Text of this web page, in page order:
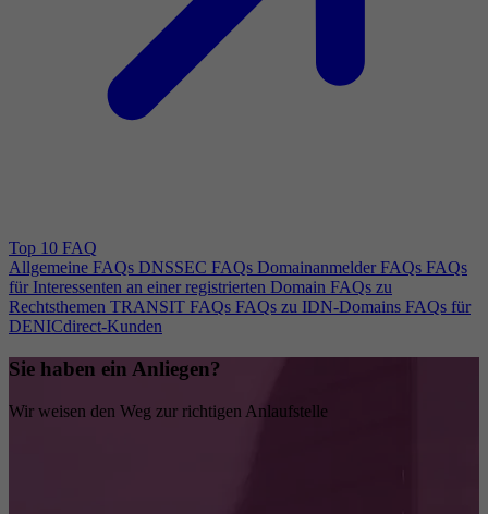
Top 10 FAQ
Allgemeine FAQs DNSSEC FAQs Domainanmelder FAQs FAQs
für Interessenten an einer registrierten Domain FAQs zu
Rechtsthemen TRANSIT FAQs FAQs zu IDN-Domains FAQs für
DENICdirect-Kunden
Sie haben ein Anliegen?
Wir weisen den Weg zur richtigen Anlaufstelle